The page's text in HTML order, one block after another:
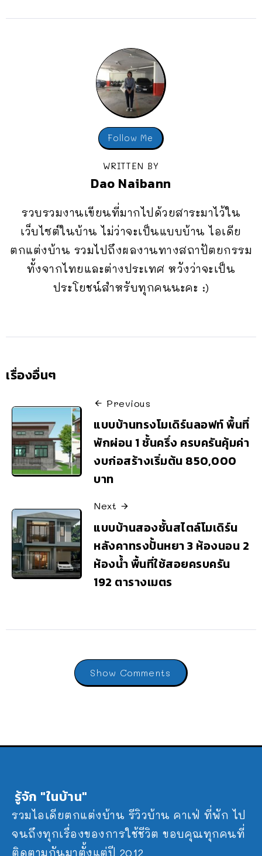
Follow Me
WRITTEN BY
Dao Naibann
รวบรวมงานเขียนที่มากไปด้วยสาระมาไว้ใน
เว็บไซต์ในบ้าน ไม่ว่าจะเป็นแบบบ้าน ไอเดีย
ตกแต่งบ้าน รวมไปถึงผลงานทางสถาปัตยกรรม
ทั้งจากไทยและต่างประเทศ หวังว่าจะเป็น
ประโยชน์สำหรับทุกคนนะคะ :)
เรื่องอื่นๆ
Previous
แบบบ้านทรงโมเดิร์นลอฟท์ พื้นที่
พักผ่อน 1 ชั้นครึ่ง ครบครันคุ้มค่า
งบก่อสร้างเริ่มต้น 850,000
บาท
Next
แบบบ้านสองชั้นสไตล์โมเดิร์น
หลังคาทรงปั้นหยา 3 ห้องนอน 2
ห้องน้ำ พื้นที่ใช้สอยครบครัน
192 ตารางเมตร
Show Comments
รู้จัก "ในบ้าน"
รวมไอเดียตกแต่งบ้าน รีวิวบ้าน คาเฟ่ ที่พัก ไป
จนถึงทุกเรื่องของการใช้ชีวิต ขอบคุณทุกคนที่
ติดตามกันมาตั้งแต่ปี 2012